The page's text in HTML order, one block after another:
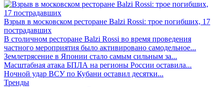
Взрыв в московском ресторане Balzi Rossi: трое погибших, 17
пострадавших
В столичном ресторане Balzi Rossi во время проведения
частного мероприятия было активировано самодельное...
Землетрясение в Японии стало самым сильным за...
Масштабная атака БПЛА на регионы России оставила...
Ночной удар ВСУ по Кубани оставил десятки...
Тренды